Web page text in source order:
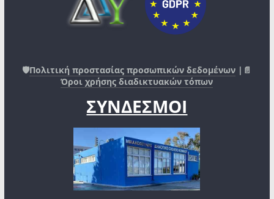
🛡️Πολιτική προστασίας προσωπικών δεδομένων |📄
Όροι χρήσης διαδικτυακών τόπων
ΣΥΝΔΕΣΜΟΙ